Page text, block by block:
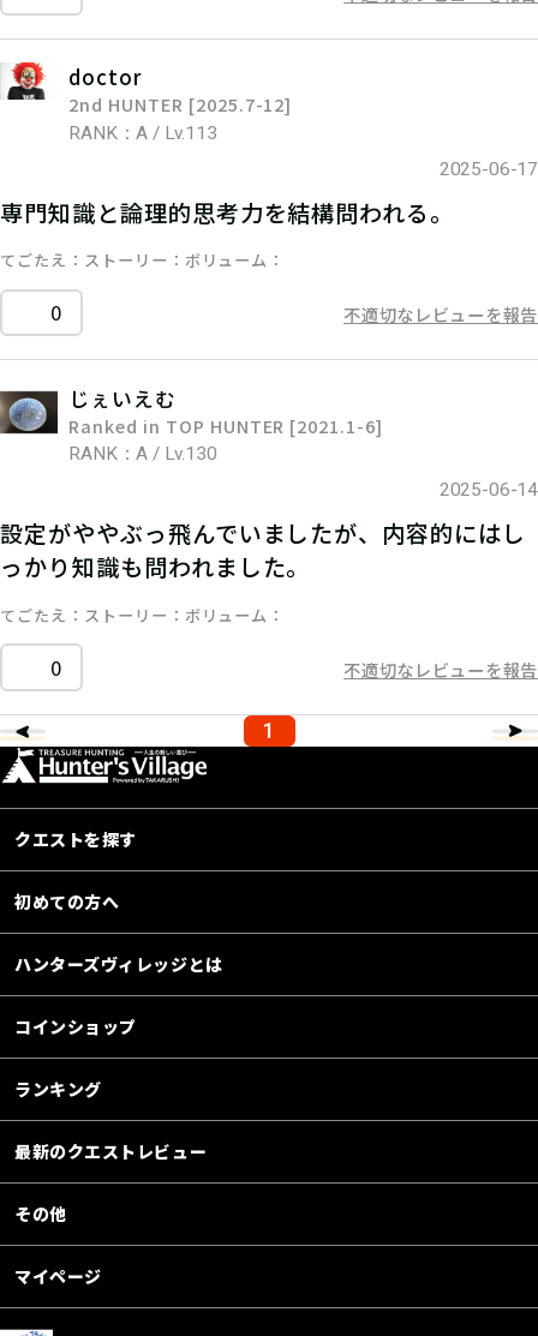
doctor
2nd HUNTER [2025.7-12]
RANK：A / Lv.113
2025-06-17
専門知識と論理的思考力を結構問われる。
てごたえ ストーリー ボリューム
0 不適切なレビューを報告
じぇいえむ
Ranked in TOP HUNTER [2021.1-6]
RANK：A / Lv.130
2025-06-14
設定がややぶっ飛んでいましたが、内容的にはし
っかり知識も問われました。
てごたえ ストーリー ボリューム
0 不適切なレビューを報告
1
クエストを探す
初めての方へ
ハンターズヴィレッジとは
コインショップ
ランキング
最新のクエストレビュー
その他
マイページ